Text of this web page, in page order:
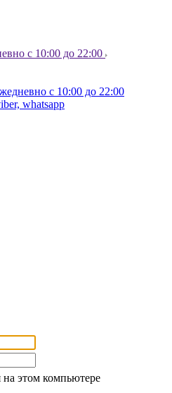
с 10:00 до 22:00
с 10:00 до 22:00
whatsapp
этом компьютере